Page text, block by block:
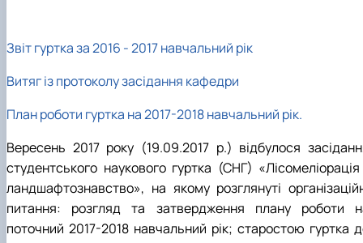
Звіт гуртка за 2016 - 2017 навчальний рік
Витяг із протоколу засідання кафедри
План роботи гуртка на 2017-2018 навчальний рік.
Вересень 2017 року (19.09.2017 р.) відбулося
студентського наукового гуртка (СНГ) «Лісомеліорація
ландшафтознавство», на якому розглянуті
питання: розгляд та затвердження плану роботи
поточний 2017-2018 навчальний рік; старостою гуртка